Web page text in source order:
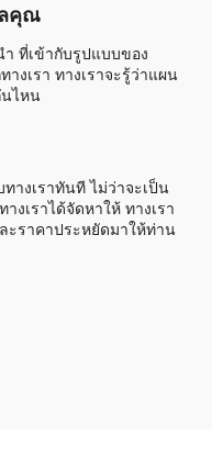
คุณ
ที่เข้ากับรูปแบบของ
งเรา ทางเราจะรู้ว่าแผน
ไหน
างเราทันที ไม่ว่าจะเป็น
งเราได้จัดหาให้ ทางเรา
ราคาประหยัดมาให้ท่าน